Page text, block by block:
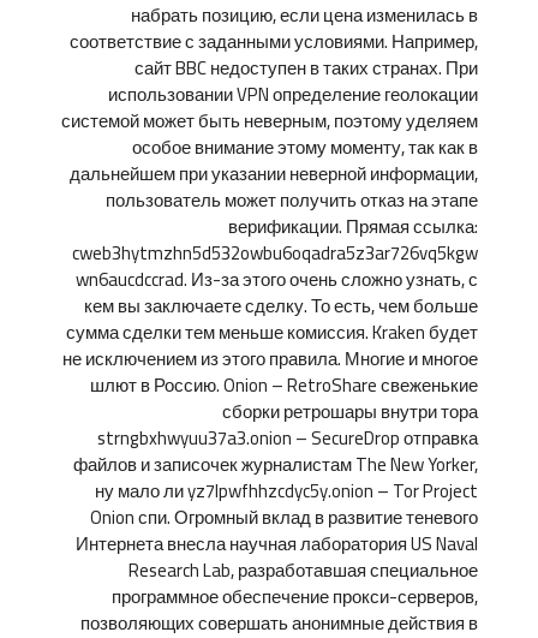
набрать позицию, если цена изменилась в
соответствие с заданными условиями. Например,
сайт BBC недоступен в таких странах. При
использовании VPN определение геолокации
системой может быть неверным, поэтому уделяем
особое внимание этому моменту, так как в
дальнейшем при указании неверной информации,
пользователь может получить отказ на этапе
верификации. Прямая ссылка:
cweb3hytmzhn5d532owbu6oqadra5z3ar726vq5kgw
wn6aucdccrad. Из-за этого очень сложно узнать, с
кем вы заключаете сделку. То есть, чем больше
сумма сделки тем меньше комиссия. Kraken будет
не исключением из этого правила. Многие и многое
шлют в Россию. Onion – RetroShare свеженькие
сборки ретрошары внутри тора
strngbxhwyuu37a3.onion – SecureDrop отправка
файлов и записочек журналистам The New Yorker,
ну мало ли yz7lpwfhhzcdyc5y.onion – Tor Project
Onion спи. Огромный вклад в развитие теневого
Интернета внесла научная лаборатория US Naval
Research Lab, разработавшая специальное
программное обеспечение прокси-серверов,
позволяющих совершать анонимные действия в